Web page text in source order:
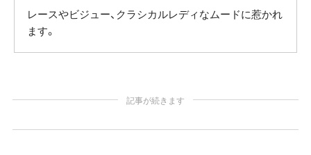
レースやビジュー、クラシカルレディなムードに惹かれ
ます。
記事が続きます